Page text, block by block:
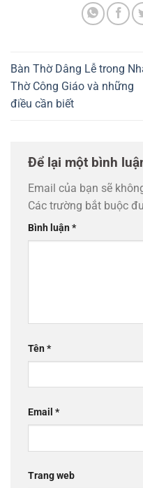
Bàn Thờ Dâng Lễ trong
Thờ Công Giáo và những
điều cần biết
Để lại một bình
Email của bạn sẽ
Các trường bắt buộc
Bình luận*
Tên*
Email *
Trang web